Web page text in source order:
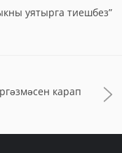
уятырга тиешбез”
карап